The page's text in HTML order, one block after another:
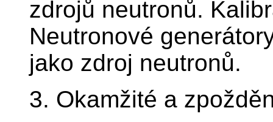
zdrojů neutronů.
Neutronové
jako zdroj neutronů.
3. Okamžité a